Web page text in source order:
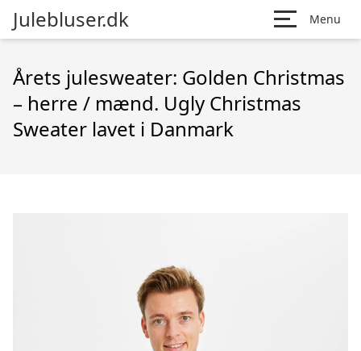
Julebluser.dk Menu
Årets julesweater: Golden Christmas
– herre / mænd. Ugly Christmas
Sweater lavet i Danmark